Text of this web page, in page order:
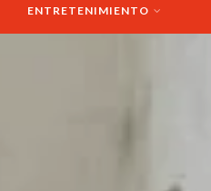
ENTRETENIMIENTO